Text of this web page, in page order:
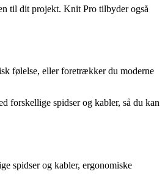
til dit projekt. Knit Pro tilbyder også
følelse, eller foretrækker du moderne
forskellige spidser og kabler, så du kan
spidser og kabler, ergonomiske